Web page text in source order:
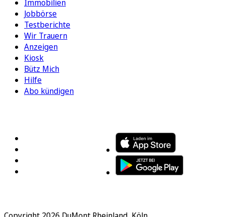
Immobilien
Jobbörse
Testberichte
Wir Trauern
Anzeigen
Kiosk
Bütz Mich
Hilfe
Abo kündigen